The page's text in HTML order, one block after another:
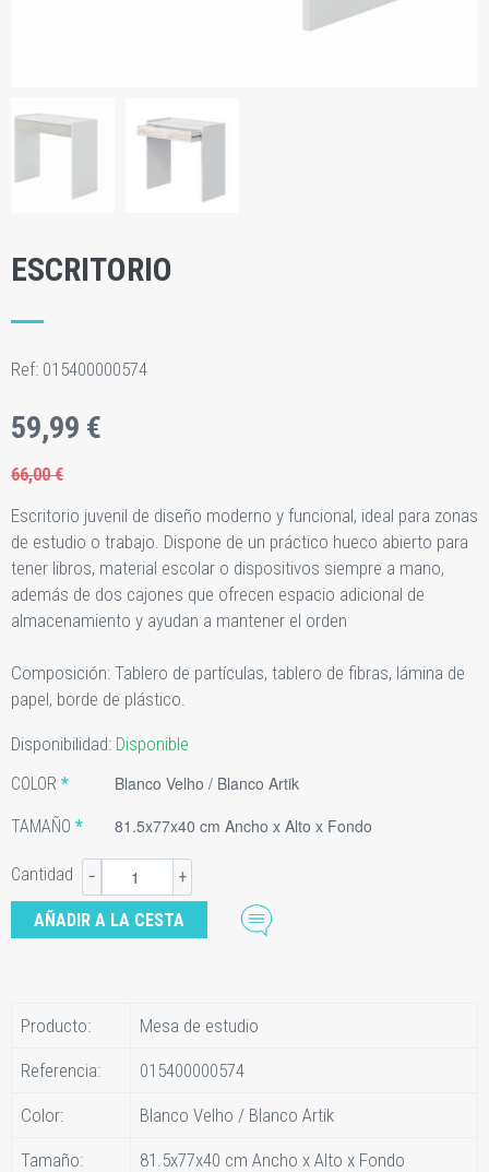
ESCRITORIO
Ref: 015400000574
59,99 €
66,00 €
Escritorio juvenil de diseño moderno y funcional, ideal para zonas
de estudio o trabajo. Dispone de un práctico hueco abierto para
tener libros, material escolar o dispositivos siempre a mano,
además de dos cajones que ofrecen espacio adicional de
almacenamiento y ayudan a mantener el orden
Composición: Tablero de partículas, tablero de fibras, lámina de
papel, borde de plástico.
Disponibilidad: Disponible
COLOR Blanco Velho / Blanco Artik
TAMAÑO 81.5x77x40 cm Ancho x Alto x Fondo
Cantidad − +
Producto: Mesa de estudio
Referencia: 015400000574
Color: Blanco Velho / Blanco Artik
Tamaño: 81.5x77x40 cm Ancho x Alto x Fondo